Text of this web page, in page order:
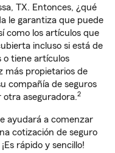
TX. Entonces, ¿qué
le garantiza que puede
como los artículos que
incluso si está de
o tiene artículos
más propietarios de
compañía de seguros
aseguradora.2
ayudará a comenzar
cotización de seguro
rápido y sencillo!